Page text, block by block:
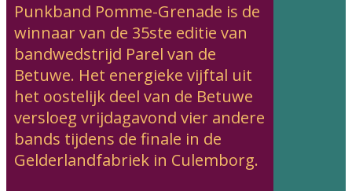
Punkband Pomme-Grenade is de
winnaar van de 35ste editie van
bandwedstrijd Parel van de
Betuwe. Het energieke vijftal uit
het oostelijk deel van de Betuwe
versloeg vrijdagavond vier andere
bands tijdens de finale in de
Gelderlandfabriek in Culemborg.